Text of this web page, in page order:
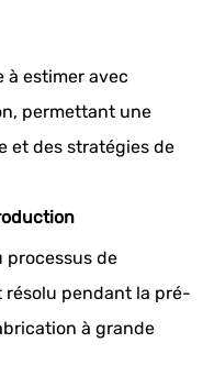
à estimer avec
permettant une
et des stratégies de
processus de
pendant la pré-
à grande